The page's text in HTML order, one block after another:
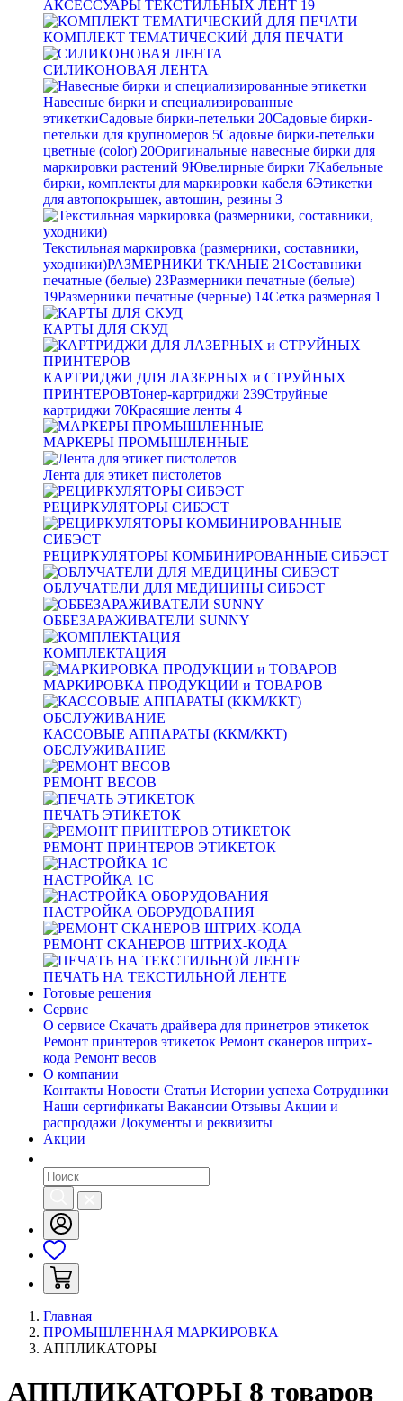
АКСЕССУАРЫ ТЕКСТИЛЬНЫХ ЛЕНТ 19
КОМПЛЕКТ ТЕМАТИЧЕСКИЙ ДЛЯ ПЕЧАТИ
СИЛИКОНОВАЯ ЛЕНТА
Навесные бирки и специализированные
этикеткиСадовые бирки-петельки 20Садовые бирки-
петельки для крупномеров 5Садовые бирки-петельки
цветные (color) 20Оригинальные навесные бирки для
маркировки растений 9Ювелирные бирки 7Кабельные
бирки, комплекты для маркировки кабеля 6Этикетки
для автопокрышек, автошин, резины 3
Текстильная маркировка (размерники, составники,
уходники)РАЗМЕРНИКИ ТКАНЫЕ 21Составники
печатные (белые) 23Размерники печатные (белые)
19Размерники печатные (черные) 14Сетка размерная 1
КАРТЫ ДЛЯ СКУД
КАРТРИДЖИ ДЛЯ ЛАЗЕРНЫХ и СТРУЙНЫХ
ПРИНТЕРОВТонер-картриджи 239Струйные
картриджи 70Красящие ленты 4
МАРКЕРЫ ПРОМЫШЛЕННЫЕ
Лента для этикет пистолетов
РЕЦИРКУЛЯТОРЫ СИБЭСТ
РЕЦИРКУЛЯТОРЫ КОМБИНИРОВАННЫЕ СИБЭСТ
ОБЛУЧАТЕЛИ ДЛЯ МЕДИЦИНЫ СИБЭСТ
ОББЕЗАРАЖИВАТЕЛИ SUNNY
КОМПЛЕКТАЦИЯ
МАРКИРОВКА ПРОДУКЦИИ и ТОВАРОВ
КАССОВЫЕ АППАРАТЫ (ККМ/ККТ)
ОБСЛУЖИВАНИЕ
РЕМОНТ ВЕСОВ
ПЕЧАТЬ ЭТИКЕТОК
РЕМОНТ ПРИНТЕРОВ ЭТИКЕТОК
НАСТРОЙКА 1С
НАСТРОЙКА ОБОРУДОВАНИЯ
РЕМОНТ СКАНЕРОВ ШТРИХ-КОДА
ПЕЧАТЬ НА ТЕКСТИЛЬНОЙ ЛЕНТЕ
Готовые решения
Сервис
О сервисе Скачать драйвера для принетров этикеток
Ремонт принтеров этикеток Ремонт сканеров штрих-
кода Ремонт весов
О компании
Контакты Новости Статьи Истории успеха Сотрудники
Наши сертификаты Вакансии Отзывы Акции и
распродажи Документы и реквизиты
Акции
Главная
ПРОМЫШЛЕННАЯ МАРКИРОВКА
АППЛИКАТОРЫ
АППЛИКАТОРЫ 8 товаров